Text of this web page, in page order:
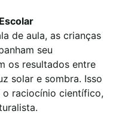
de aula, as crianças
seu
os resultados entre
solar e sombra. Isso
o raciocínio científico,